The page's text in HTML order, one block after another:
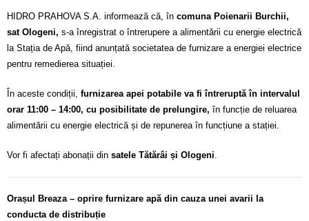
HIDRO PRAHOVA S.A. informează că, în comuna Poienarii Burchii,
sat Ologeni, s-a înregistrat o întrerupere a alimentării cu energie electrică
la Stația de Apă, fiind anunțată societatea de furnizare a energiei electrice
pentru remedierea situației.
În aceste condiții, furnizarea apei potabile va fi întreruptă în intervalul
orar 11:00 – 14:00, cu posibilitate de prelungire, în funcție de reluarea
alimentării cu energie electrică și de repunerea în funcțiune a stației.
Vor fi afectați abonații din satele Tătărâi și Ologeni
Orașul Breaza – oprire furnizare apă din cauza unei avarii la
conducta de distribuție